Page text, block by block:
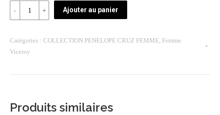
Quantité
REF:
Ajouter au panier
Catégories : COLLECTION PENELOPE CRUZ FEMME, Femme
Viceroy
Produits similaires